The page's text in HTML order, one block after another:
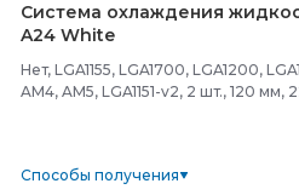
Система охлаждения
A24 White
Нет, LGA1155, LGA1700, LGA1200,
AM4, AM5, LGA1151-v2, 2 шт., 120
Способы получения